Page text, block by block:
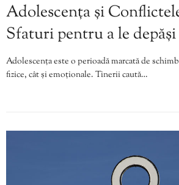
Adolescența și
Sfaturi pentru a le depăși
Adolescența este o perioadă marcată de
fizice, cât și emoționale. Tinerii caută…